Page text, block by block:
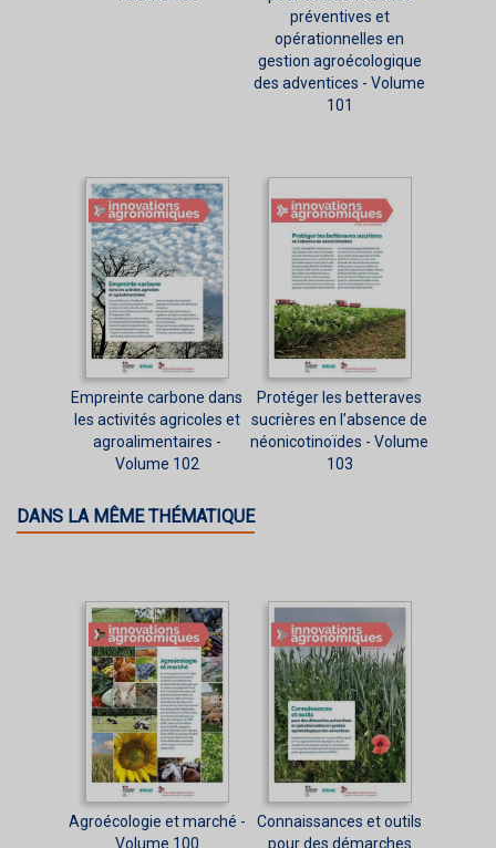
préventives et
opérationnelles en
gestion agroécologique
des adventices - Volume
101
Empreinte carbone dans
les activités agricoles et
agroalimentaires -
Volume 102
Protéger les betteraves
sucrières en l’absence de
néonicotinoïdes - Volume
103
DANS LA MÊME THÉMATIQUE
Agroécologie et marché -
Volume 100
Connaissances et outils
pour des démarches